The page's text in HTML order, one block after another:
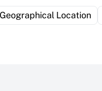
Geographical Location